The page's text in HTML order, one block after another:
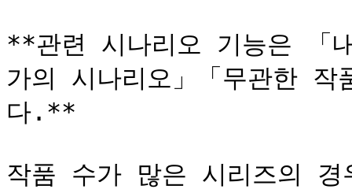
**관련 시나리오 기능은 「
가의 시나리오」「무관한
다.**
작품 수가 많은 시리즈의